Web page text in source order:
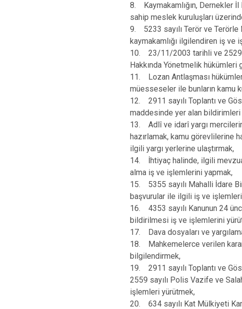
8. Kaymakamlığın, Dernekler
sahip meslek kuruluşları
9. 5233 sayılı Terör ve Terörle
kaymakamlığı ilgilendiren iş ve
10. 23/11/2003 tarihli ve 25298
Hakkında Yönetmelik
11. Lozan Antlaşması
müesseseler ile bunların kamu
12. 2911 sayılı Toplantı ve
maddesinde yer alan
13. Adlî ve idarî yargı
hazırlamak, kamu görevlilerine
ilgili yargı yerlerine ulaştırmak,
14. İhtiyaç halinde, ilgili
alma iş ve işlemlerini yapmak,
15. 5355 sayılı Mahalli İdare
başvurular ile ilgili iş ve
16. 4353 sayılı Kanunun 24
bildirilmesi iş ve işlemlerini
17. Dava dosyaları ve
18. Mahkemelerce verilen
bilgilendirmek,
19. 2911 sayılı Toplantı ve
2559 sayılı Polis Vazife ve
işlemleri yürütmek,
20. 634 sayılı Kat Mülkiyeti